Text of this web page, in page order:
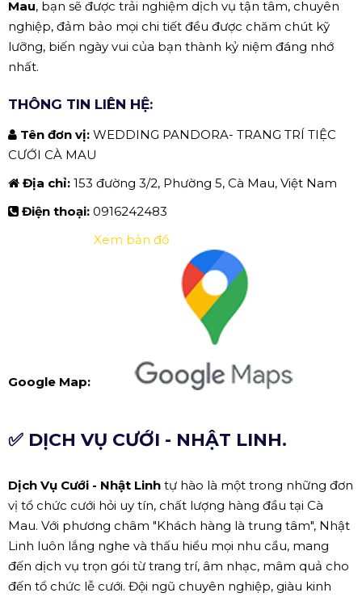
Mau, bạn sẽ được trải nghiệm dịch vụ tận tâm, chuyên
nghiệp, đảm bảo mọi chi tiết đều được chăm chút kỹ
lưỡng, biến ngày vui của bạn thành kỷ niệm đáng nhớ
nhất.
THÔNG TIN LIÊN HỆ:
Tên đơn vị: WEDDING PANDORA- TRANG TRÍ TIỆC
CƯỚI CÀ MAU
Địa chỉ: 153 đường 3/2, Phường 5, Cà Mau, Việt Nam
Điện thoại: 0916242483
Google Map:
Xem bản đồ
✅ DỊCH VỤ CƯỚI - NHẬT LINH.
Dịch Vụ Cưới - Nhật Linh tự hào là một trong những đơn
vị tổ chức cưới hỏi uy tín, chất lượng hàng đầu tại Cà
Mau. Với phương châm "Khách hàng là trung tâm", Nhật
Linh luôn lắng nghe và thấu hiểu mọi nhu cầu, mang
đến dịch vụ trọn gói từ trang trí, âm nhạc, mâm quả cho
đến tổ chức lễ cưới. Đội ngũ chuyên nghiệp, giàu kinh